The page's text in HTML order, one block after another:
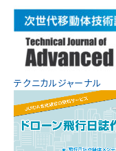
テクニカルジャーナル